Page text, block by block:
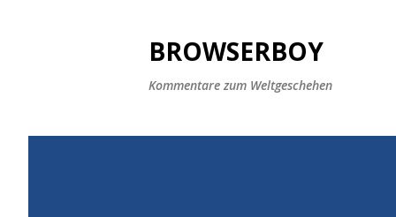
BROWSERBOY
Kommentare zum Weltgeschehen